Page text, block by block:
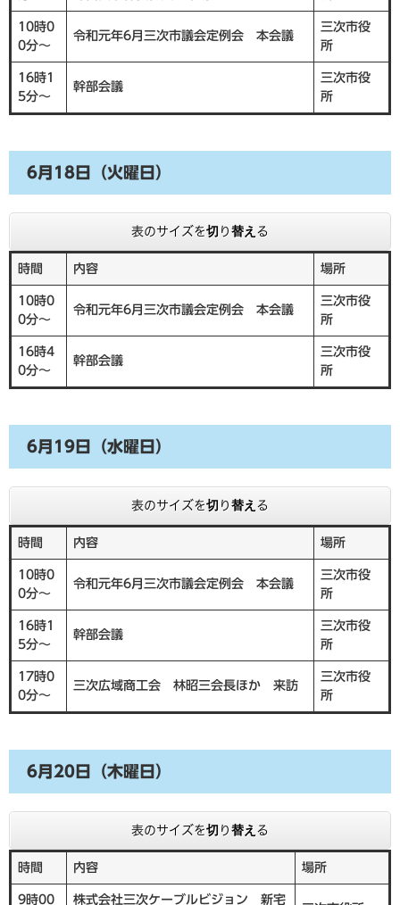
10時0
0分～
令和元年6月三次市議会定例会 本会議
三次市役
所
16時1
5分～
幹部会議
三次市役
所
6月18日（火曜日）
表のサイズを切り替える
時間 内容 場所
10時0
0分～
令和元年6月三次市議会定例会 本会議
三次市役
所
16時4
0分～
幹部会議
三次市役
所
6月19日（水曜日）
表のサイズを切り替える
時間 内容 場所
10時0
0分～
令和元年6月三次市議会定例会 本会議
三次市役
所
16時1
5分～
幹部会議
三次市役
所
17時0
0分～
三次広域商工会 林昭三会長ほか 来訪
三次市役
所
6月20日（木曜日）
表のサイズを切り替える
時間 内容 場所
9時00
株式会社三次ケーブルビジョン 新宅